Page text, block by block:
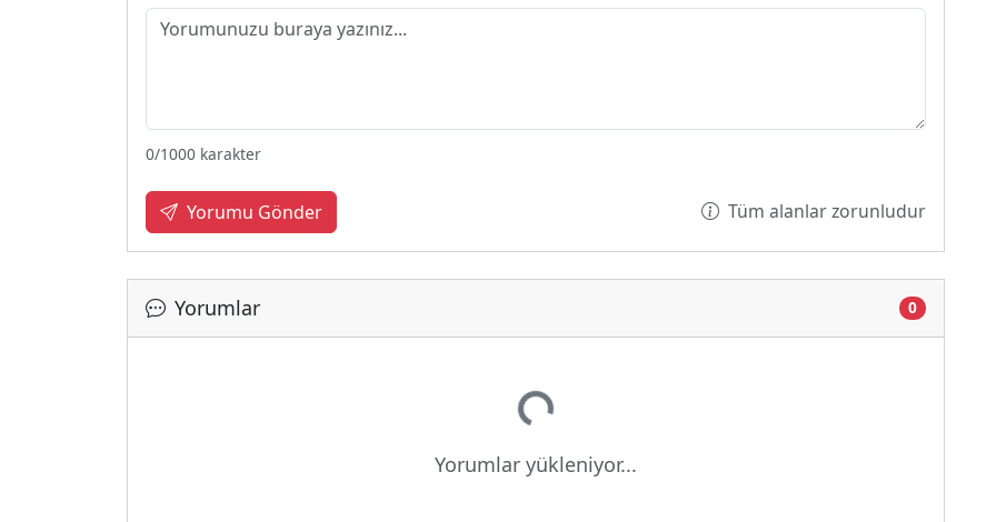
0/1000 karakter
Yorumu Gönder Tüm alanlar zorunludur
Yorumlar 0
Yükleniyor...
Yorumlar yükleniyor...